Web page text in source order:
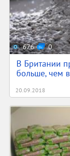
676 0
В Британии
больше, чем
20.09.2018